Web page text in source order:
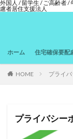
外国人 / 留学生 / ご高齢者
慮者居住支援法人
ホーム 住宅確保要配
HOME プライ
プライバシー